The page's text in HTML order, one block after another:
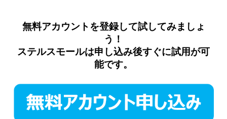
無料アカウントを登録して試してみましょ
う！
ステルスモールは申し込み後すぐに試用が可
能です。